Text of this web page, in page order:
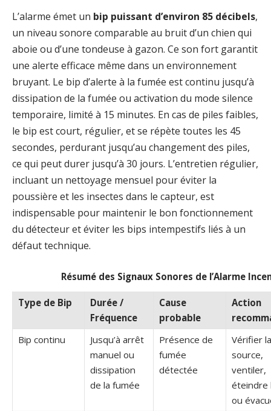
L’alarme émet un bip puissant d’environ 85 décibels,
un niveau sonore comparable au bruit d’un chien qui
aboie ou d’une tondeuse à gazon. Ce son fort garantit
une alerte efficace même dans un environnement
bruyant. Le bip d’alerte à la fumée est continu jusqu’à
dissipation de la fumée ou activation du mode silence
temporaire, limité à 15 minutes. En cas de piles faibles,
le bip est court, régulier, et se répète toutes les 45
secondes, perdurant jusqu’au changement des piles,
ce qui peut durer jusqu’à 30 jours. L’entretien régulier,
incluant un nettoyage mensuel pour éviter la
poussière et les insectes dans le capteur, est
indispensable pour maintenir le bon fonctionnement
du détecteur et éviter les bips intempestifs liés à un
défaut technique.
Résumé des Signaux Sonores de l’Alarme
Type de Bip
Durée /
Fréquence
Cause
probable
Action
Bip continu
Jusqu’à arrêt
manuel ou
dissipation
de la fumée
Présence de
fumée
détectée
Vérifier la
source,
ventiler,
éteindre
ou